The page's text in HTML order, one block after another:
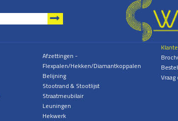
Afzettingen -
Flexpalen/Hekken/Diamantkoppalen
Belijning
Stootrand & Stootlijst
Straatmeubilair
Leuningen
Hekwerk